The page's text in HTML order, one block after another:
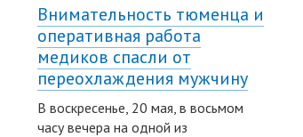
Внимательность тюменца и
оперативная работа
медиков спасли от
переохлаждения мужчину
В воскресенье, 20 мая, в восьмом
часу вечера на одной из